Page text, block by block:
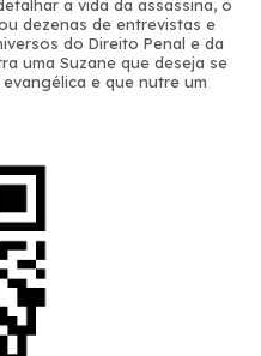
a vida da assassina, o
dezenas de entrevistas e
do Direito Penal e da
uma Suzane que deseja se
e que nutre um